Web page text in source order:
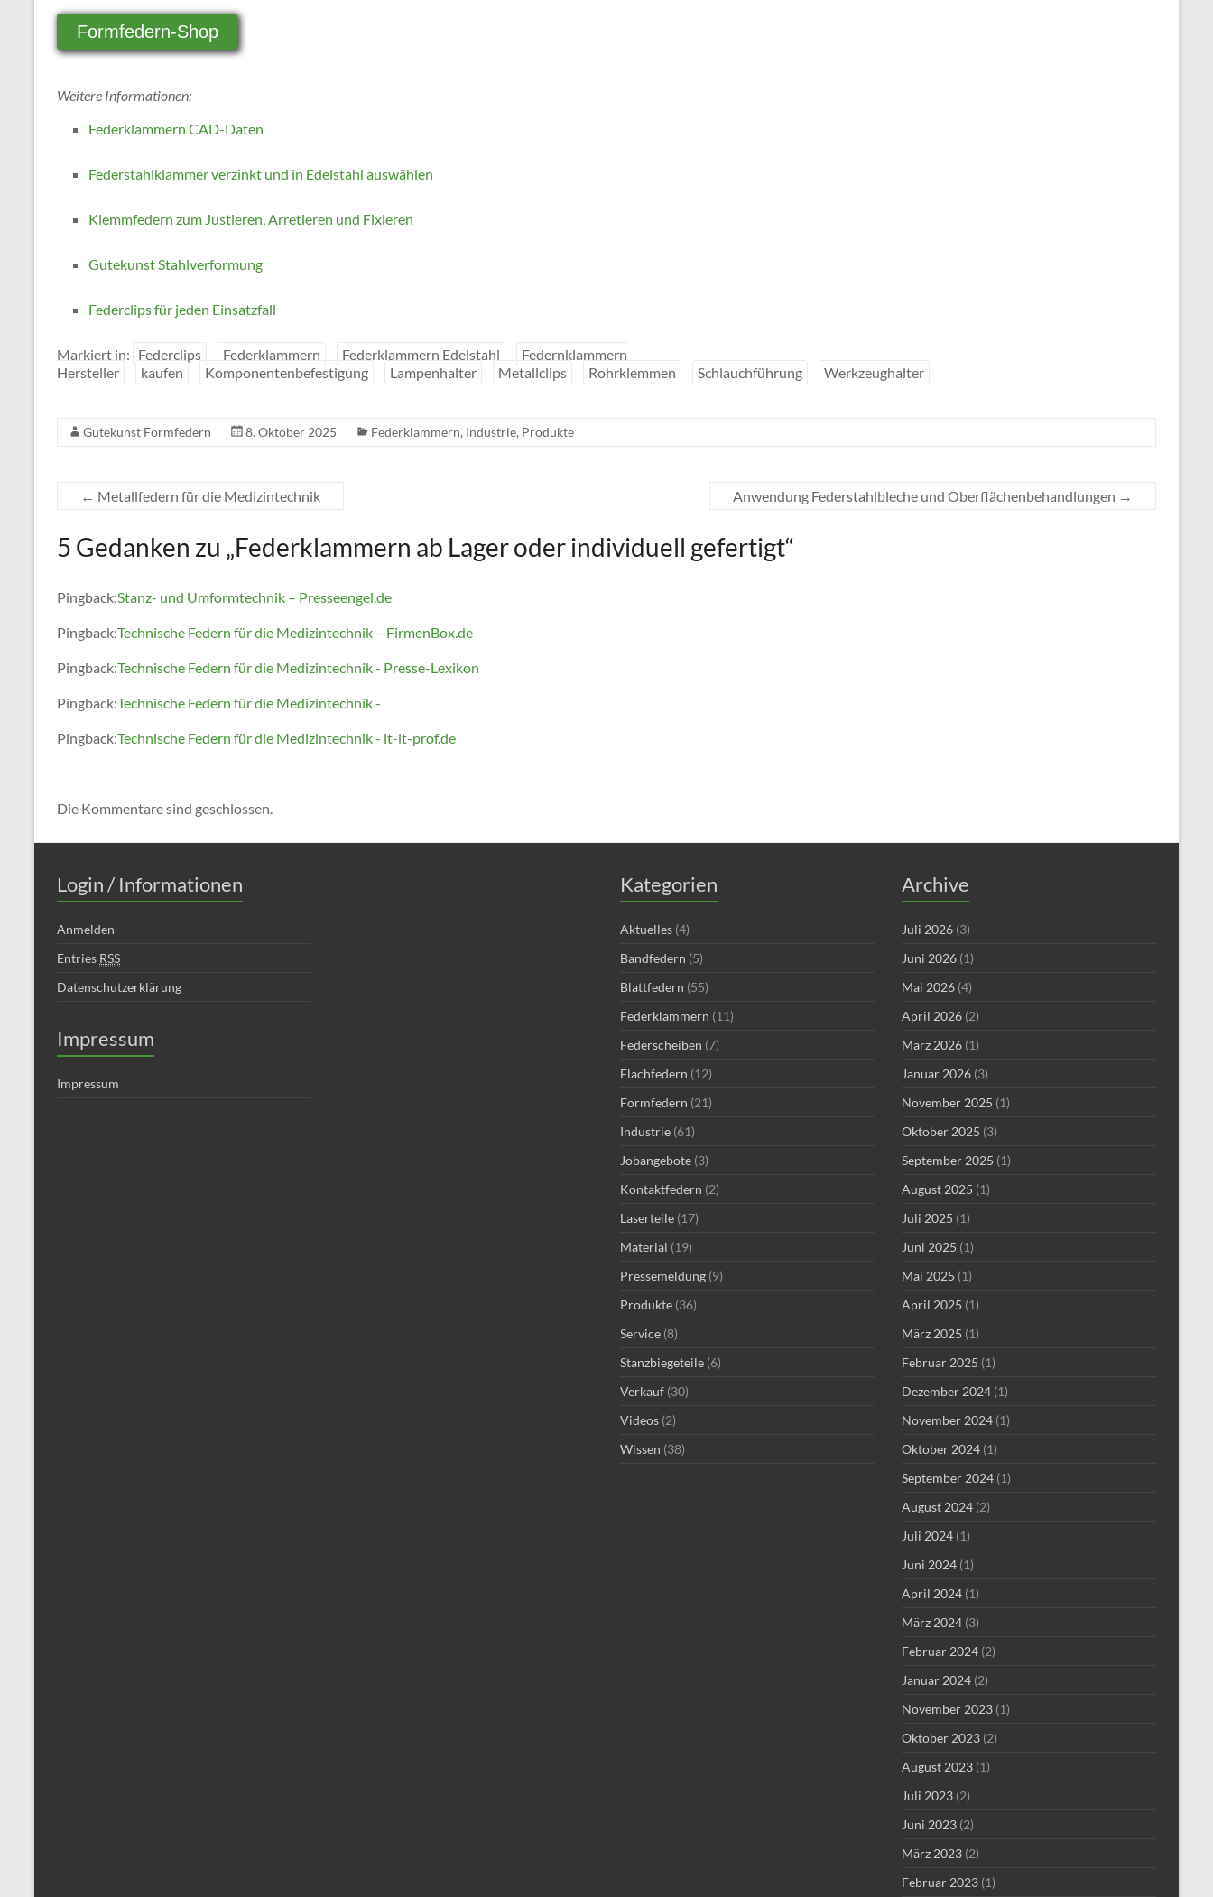
Formfedern-Shop
Weitere Informationen:
Federklammern CAD-Daten
Federstahlklammer verzinkt und in Edelstahl auswählen
Klemmfedern zum Justieren, Arretieren und Fixieren
Gutekunst Stahlverformung
Federclips für jeden Einsatzfall
Markiert in: Federclips Federklammern Federklammern Edelstahl
Federnklammern
Hersteller
kaufen Komponentenbefestigung Lampenhalter Metallclips Rohrklemmen Schlauchführung Werkzeughalter
Gutekunst Formfedern 8. Oktober 2025 Federklammern, Industrie, Produkte
← Metallfedern für die Medizintechnik Anwendung Federstahlbleche und Oberflächenbehandlungen →
5 Gedanken zu „Federklammern ab Lager oder individuell gefertigt“
Pingback:Stanz- und Umformtechnik – Presseengel.de
Pingback:Technische Federn für die Medizintechnik – FirmenBox.de
Pingback:Technische Federn für die Medizintechnik - Presse-Lexikon
Pingback:Technische Federn für die Medizintechnik -
Pingback:Technische Federn für die Medizintechnik - it-it-prof.de
Die Kommentare sind geschlossen.
Login / Informationen
Anmelden
Entries RSS
Datenschutzerklärung
Impressum
Impressum
Kategorien
Aktuelles (4)
Bandfedern (5)
Blattfedern (55)
Federklammern (11)
Federscheiben (7)
Flachfedern (12)
Formfedern (21)
Industrie (61)
Jobangebote (3)
Kontaktfedern (2)
Laserteile (17)
Material (19)
Pressemeldung (9)
Produkte (36)
Service (8)
Stanzbiegeteile (6)
Verkauf (30)
Videos (2)
Wissen (38)
Archive
Juli 2026 (3)
Juni 2026 (1)
Mai 2026 (4)
April 2026 (2)
März 2026 (1)
Januar 2026 (3)
November 2025 (1)
Oktober 2025 (3)
September 2025 (1)
August 2025 (1)
Juli 2025 (1)
Juni 2025 (1)
Mai 2025 (1)
April 2025 (1)
März 2025 (1)
Februar 2025 (1)
Dezember 2024 (1)
November 2024 (1)
Oktober 2024 (1)
September 2024 (1)
August 2024 (2)
Juli 2024 (1)
Juni 2024 (1)
April 2024 (1)
März 2024 (3)
Februar 2024 (2)
Januar 2024 (2)
November 2023 (1)
Oktober 2023 (2)
August 2023 (1)
Juli 2023 (2)
Juni 2023 (2)
März 2023 (2)
Februar 2023 (1)